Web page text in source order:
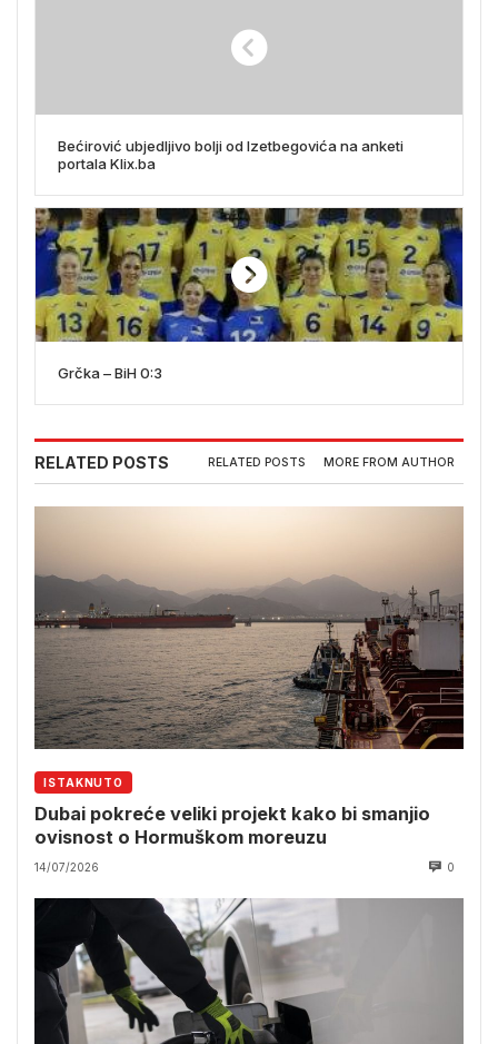
Bećirović ubjedljivo bolji od Izetbegovića na anketi
portala Klix.ba
Grčka – BiH 0:3
RELATED POSTS RELATED POSTS MORE FROM AUTHOR
ISTAKNUTO
Dubai pokreće veliki projekt kako bi smanjio
ovisnost o Hormuškom moreuzu
14/07/2026 0